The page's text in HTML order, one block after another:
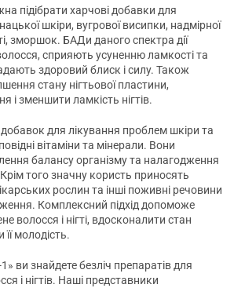
підібрати харчові добавки для
шкіри, вугрової висипки, надмірної
зморшок. БАДи даного спектра дії
сприяють усуненню ламкості та
здоровий блиск і силу. Також
стану нігтьової пластини,
і зменшити ламкість нігтів.
для лікування проблем шкіри та
вітаміни та мінерали. Вони
балансу організму та налагодження
того значну користь приносять
рослин та інші поживні речовини
Комплексний підхід допоможе
волосся і нігті, вдосконалити стан
молодість.
ви знайдете безліч препаратів для
і нігтів. Наші представники